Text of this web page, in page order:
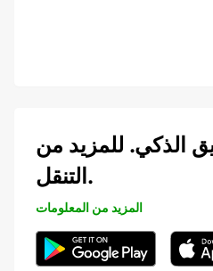
الذكي. للمزيد من
التنقل.
المزيد من المعلومات